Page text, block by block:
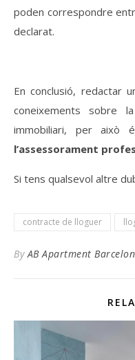
poden correspondre
declarat.
En conclusió, redactar
coneixements sobre
immobiliari, per això
l’assessorament
Si tens qualsevol altre
contracte de lloguer
ByAB Apartment